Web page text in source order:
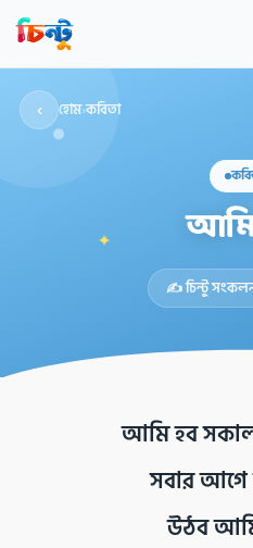
✦
‹ হোম›কবিতা
✍️ চিন্টু
আমি হব সকাল
সবার আগে
উঠব